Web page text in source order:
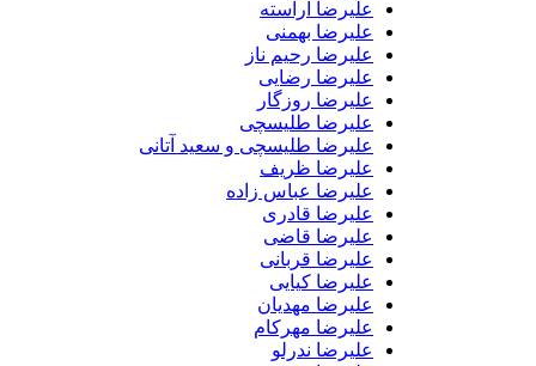
علیرضا آراسته
علیرضا بهمنی
علیرضا رحیم ناز
علیرضا رضایی
علیرضا روزگار
علیرضا طلیسچی
علیرضا طلیسچی و سعید آتانی
علیرضا ظریف
علیرضا عباس زاده
علیرضا قادری
علیرضا قاضی
علیرضا قربانی
علیرضا کیایی
علیرضا مهدیان
علیرضا مهرکام
علیرضا ندرلو